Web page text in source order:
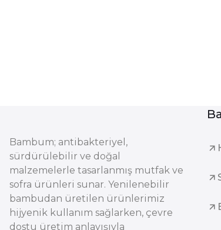
Bambum; antibakteriyel,
sürdürülebilir ve doğal
malzemelerle tasarlanmış mutfak ve
sofra ürünleri sunar. Yenilenebilir
bambudan üretilen ürünlerimiz
hijyenik kullanım sağlarken, çevre
dostu üretim anlayışıyla